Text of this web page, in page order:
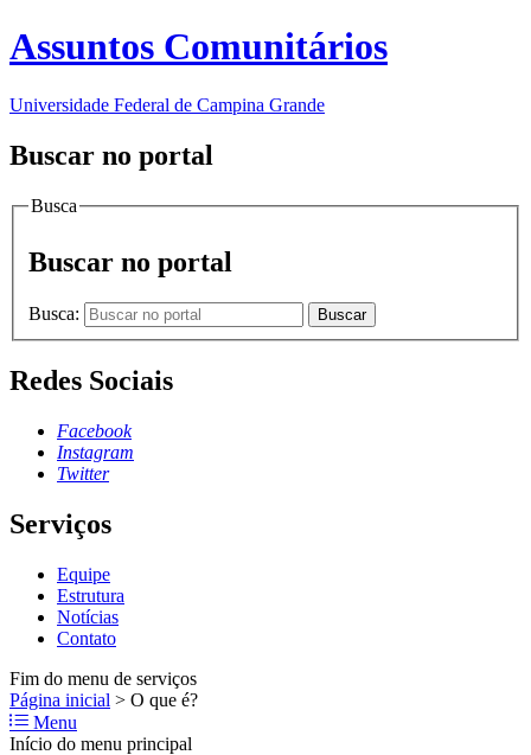
Assuntos Comunitários
Universidade Federal de Campina Grande
Buscar no portal
Busca
Buscar no portal
Busca: Buscar
Redes Sociais
Facebook
Instagram
Twitter
Serviços
Equipe
Estrutura
Notícias
Contato
Fim do menu de serviços
Página inicial > O que é?
Menu
Início do menu principal